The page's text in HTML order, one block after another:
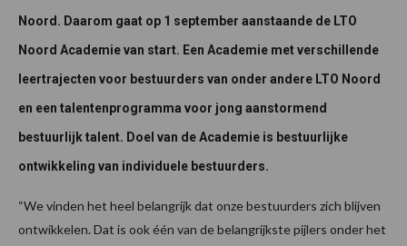
Noord. Daarom gaat op 1 september aanstaande de LTO
Noord Academie van start. Een Academie met verschillende
leertrajecten voor bestuurders van onder andere LTO Noord
en een talentenprogramma voor jong aanstormend
bestuurlijk talent. Doel van de Academie is bestuurlijke
ontwikkeling van individuele bestuurders.
“We vinden het heel belangrijk dat onze bestuurders zich blijven
ontwikkelen. Dat is ook één van de belangrijkste pijlers onder het